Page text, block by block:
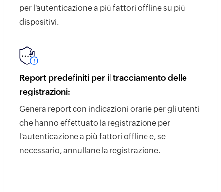
per l'autenticazione a più fattori offline su più
dispositivi.
Report predefiniti per il tracciamento delle
registrazioni:
Genera report con indicazioni orarie per gli utenti
che hanno effettuato la registrazione per
l'autenticazione a più fattori offline e, se
necessario, annullane la registrazione.